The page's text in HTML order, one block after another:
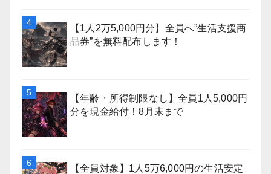
【1人2万5,000円分】全員へ”生活支援商
品券”を無料配布します！
【年齢・所得制限なし】全員1人5,000円
分を現金給付！8月末まで
【全員対象】1人5万6,000円の生活安定